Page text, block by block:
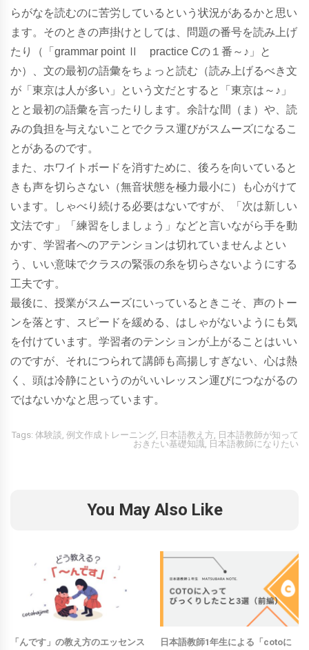
らがなを読むのに苦労しているという状況があるかと思い
ます。そのときの声掛けとしては、問題の番号を読み上げ
たり（「grammar point Ⅱ practice Cの１番～♪」と
か）、文の最初の語彙をちょっと読む（読み上げるべき文
が「東京は人が多い」という文だとすると「東京は～♪」
とと最初の語彙を言ったりします。余計な間（ま）や、読
みの負担を与えないことでクラス運びがスムーズになるこ
とがあるのです。
また、ホワイトボードを消すために、後ろを向いていると
きも声を切らさない（無音状態を極力最小に）も心がけて
います。しゃべり続ける必要はないですが、「次は新しい
文法です」「練習をしましょう」などと言いながら手を動
かす、学習者へのアテンションは切れていませんよとい
う、いい意味でクラスの緊張の糸を切らさないようにする
工夫です。
最後に、授業がスムーズにいっているときこそ、声のトー
ンを落とす、スピードを緩める、はしゃがないようにも気
を付けています。学習者のテンションが上がることはいい
のですが、それにつられて講師も高揚しすぎない、心は熱
く、頭は冷静にというのがいいレッスン運びにつながるの
ではないかなと思っています。
Tags: 体験談 例文作成トレーニング 日本語教え方 日本語教師が知って
おきたい基礎知識
日本語教師になりたい
You May Also Like
「んです」の教え方のエッセンス
日本語教師1年生による「cotoに